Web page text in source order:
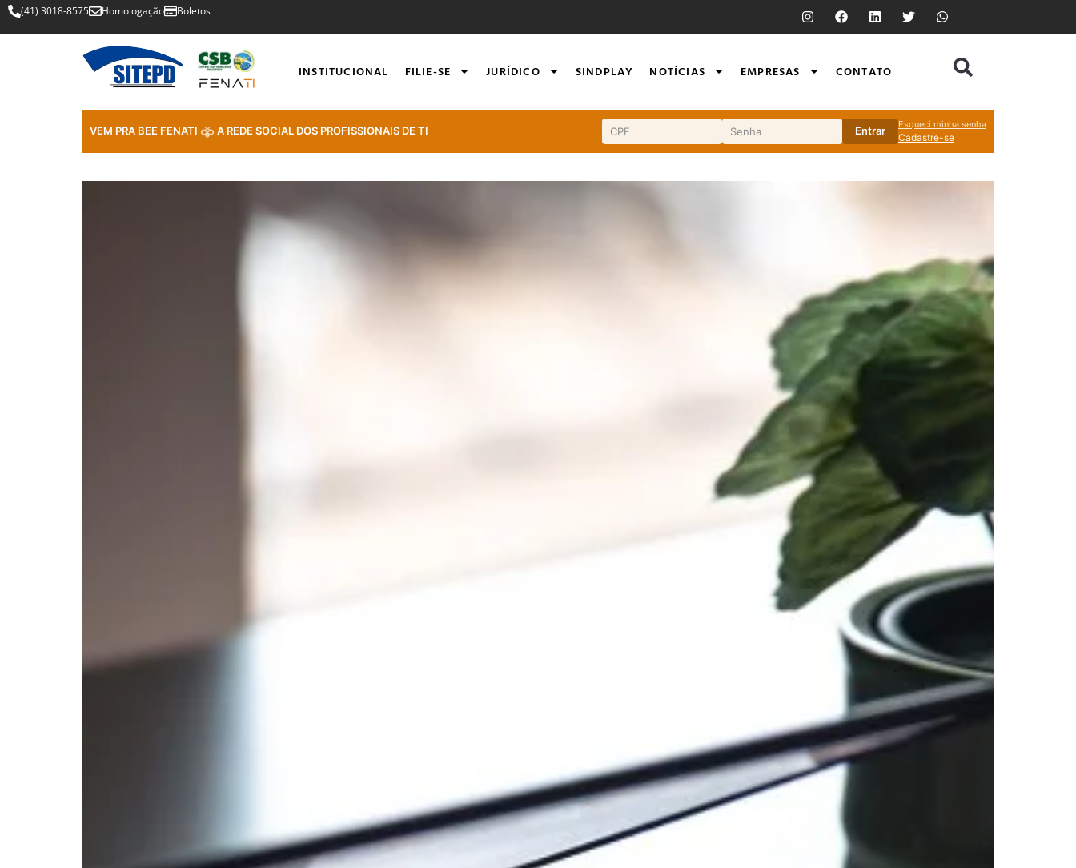
(41) 3018-8575 Homologação Boletos
INSTITUCIONAL FILIE-SE JURÍDICO SINDPLAY NOTÍCIAS EMPRESAS CONTATO
VEM PRA BEE FENATI A REDE SOCIAL DOS PROFISSIONAIS DE TI Entrar
Esqueci minha senha
Cadastre-se